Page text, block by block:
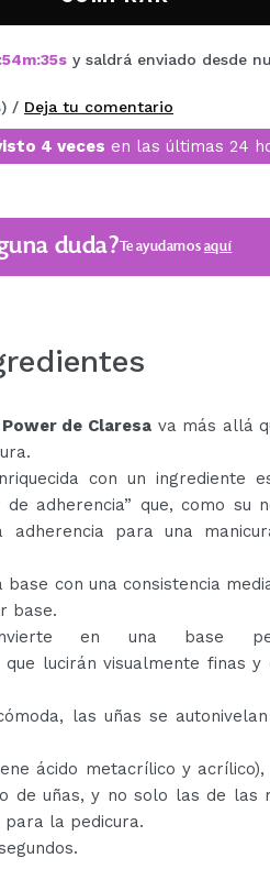
:54m:34s y saldrá enviado desde
/ Deja tu comentario
4 veces en las últimas 24
duda?Te ayudamosaquí
de Claresa va más allá
con un ingrediente
adherencia” que, como su
adherencia para una
con una consistencia
base.
en una base
lucirán visualmente finas y
las uñas se
ácido metacrílico y
de uñas, y no solo las de las
para la pedicura.